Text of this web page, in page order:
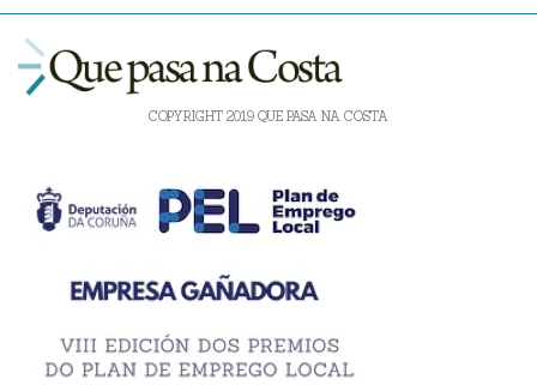
COPYRIGHT 2019 QUE PASA NA COSTA